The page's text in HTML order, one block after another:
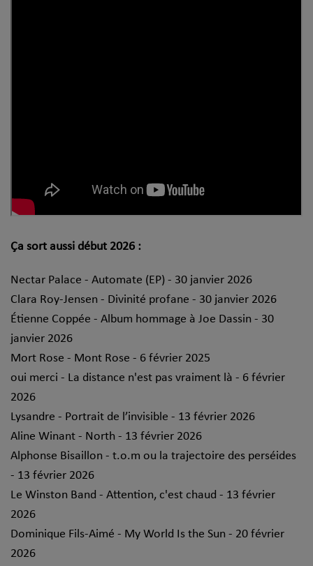
Ça sort aussi début 2026 :
Nectar Palace - Automate (EP) - 30 janvier 2026
Clara Roy-Jensen - Divinité profane - 30 janvier 2026
Étienne Coppée - Album hommage à Joe Dassin - 30
janvier 2026
Mort Rose - Mont Rose - 6 février 2025
oui merci - La distance n'est pas vraiment là - 6 février
2026
Lysandre - Portrait de l’invisible - 13 février 2026
Aline Winant - North - 13 février 2026
Alphonse Bisaillon - t.o.m ou la trajectoire des perséides
- 13 février 2026
Le Winston Band - Attention, c'est chaud - 13 février
2026
Dominique Fils-Aimé - My World Is the Sun - 20 février
2026